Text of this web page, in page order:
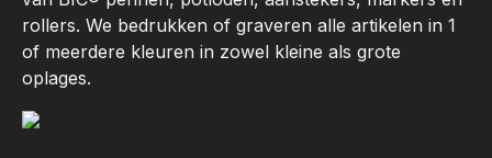
rollers. We bedrukken of graveren alle artikelen in 1
of meerdere kleuren in zowel kleine als grote
oplages.